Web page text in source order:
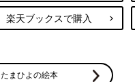
楽天ブックスで購入
たまひよの絵本